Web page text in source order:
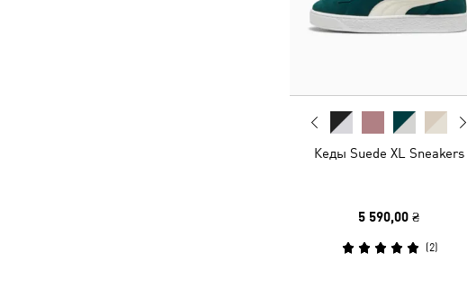
Кеды Suede XL Sneakers
5 590,00 ₴
(2)